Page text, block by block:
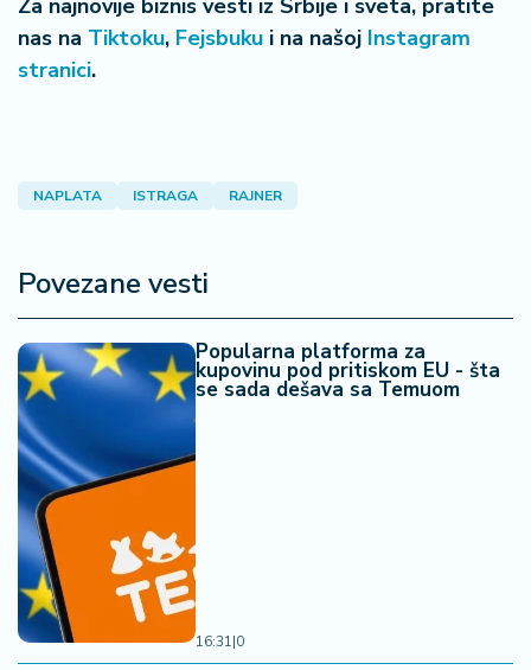
Za najnovije biznis vesti iz Srbije i sveta, pratite
nas na Tiktoku, Fejsbuku i na našoj Instagram
stranici.
NAPLATA ISTRAGA RAJNER
Povezane vesti
Popularna platforma za
kupovinu pod pritiskom EU - šta
se sada dešava sa Temuom
16:31|0